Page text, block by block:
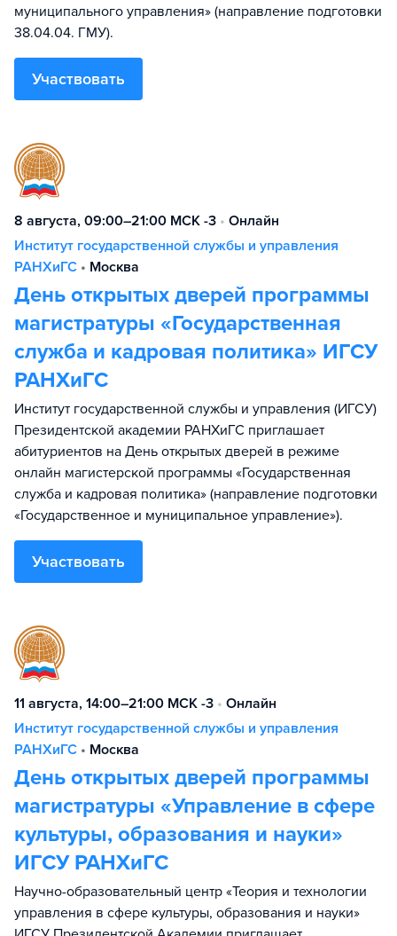
муниципального управления» (направление подготовки
38.04.04. ГМУ).
Участвовать
8 августа, 09:00–21:00 МСК -3 • Онлайн
Институт государственной службы и управления
РАНХиГС • Москва
День открытых дверей программы
магистратуры «Государственная
служба и кадровая политика» ИГСУ
РАНХиГС
Институт государственной службы и управления (ИГСУ)
Президентской академии РАНХиГС приглашает
абитуриентов на День открытых дверей в режиме
онлайн магистерской программы «Государственная
служба и кадровая политика» (направление подготовки
«Государственное и муниципальное управление»).
Участвовать
11 августа, 14:00–21:00 МСК -3 • Онлайн
Институт государственной службы и управления
РАНХиГС • Москва
День открытых дверей программы
магистратуры «Управление в сфере
культуры, образования и науки»
ИГСУ РАНХиГС
Научно-образовательный центр «Теория и технологии
управления в сфере культуры, образования и науки»